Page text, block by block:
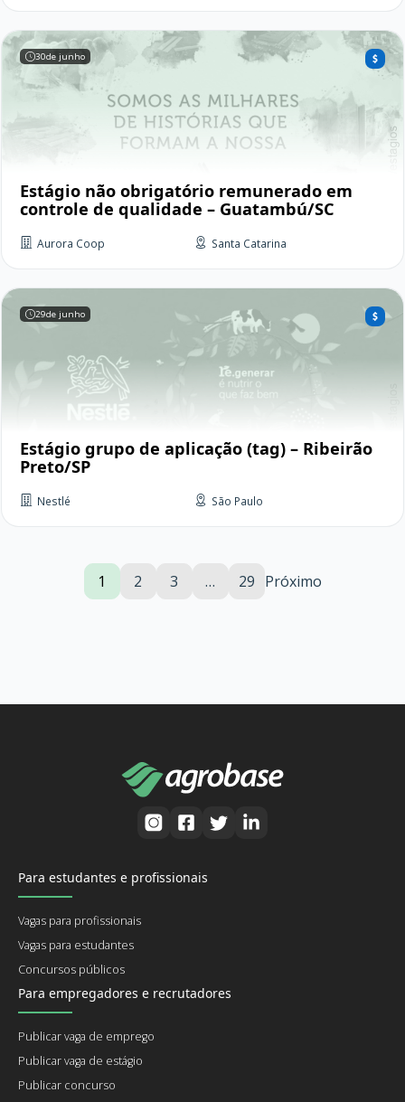
30de junho
Estágio não obrigatório remunerado em
controle de qualidade – Guatambú/SC
Aurora Coop Santa Catarina
29de junho
Estágio grupo de aplicação (tag) – Ribeirão
Preto/SP
Nestlé São Paulo
1 2 3 … 29 Próximo
Para estudantes e profissionais
Vagas para profissionais
Vagas para estudantes
Concursos públicos
Para empregadores e recrutadores
Publicar vaga de emprego
Publicar vaga de estágio
Publicar concurso